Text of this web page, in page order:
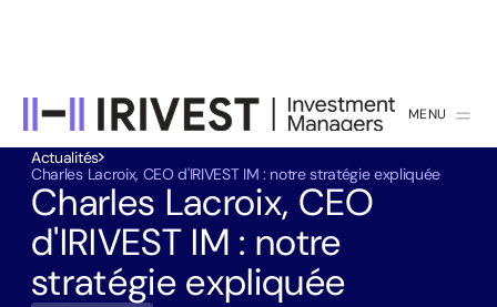
MENU
Actualités
Charles Lacroix, CEO d'IRIVEST IM : notre stratégie expliquée
Charles Lacroix, CEO
d'IRIVEST IM : notre
stratégie expliquée